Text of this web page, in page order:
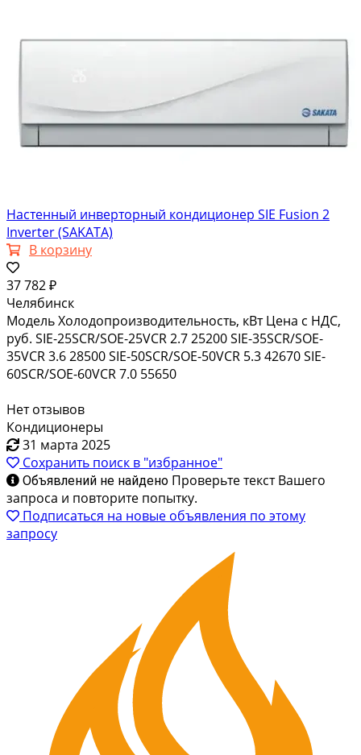
Настенный инверторный кондиционер SIE Fusion 2
Inverter (SAKATA)
В корзину
37 782 ₽
Челябинск
Модель Холодопроизводительность, кВт Цена с НДС,
руб. SIE-25SCR/SOE-25VCR 2.7 25200 SIE-35SCR/SOE-
35VCR 3.6 28500 SIE-50SCR/SOE-50VCR 5.3 42670 SIE-
60SCR/SOE-60VCR 7.0 55650
Нет отзывов
Кондиционеры
31 марта 2025
Сохранить поиск в "избранное"
Объявлений не найдено Проверьте текст Вашего
запроса и повторите попытку.
Подписаться на новые объявления по этому
запросу